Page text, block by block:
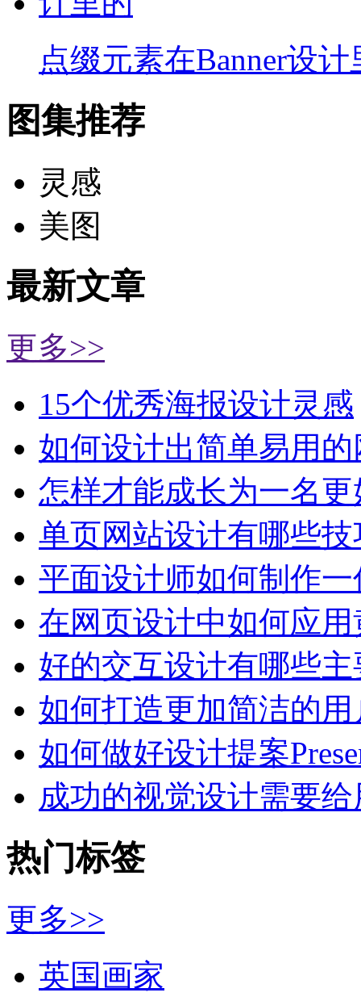
点缀元素在Banner设计
图集推荐
灵感
美图
最新文章
更多>>
15个优秀海报设计灵感
如何设计出简单易用的
怎样才能成长为一名更
单页网站设计有哪些技
平面设计师如何制作一
在网页设计中如何应用
好的交互设计有哪些主
如何打造更加简洁的用
如何做好设计提案
成功的视觉设计需要给
热门标签
更多>>
英国画家